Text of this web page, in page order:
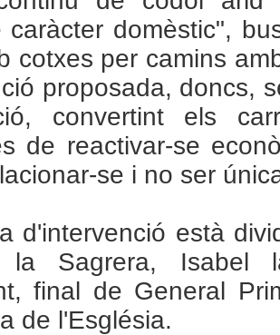
caràcter domèstic",
cotxes per camins
proposada, doncs,
convertint els
de reactivar-se
se i no ser
d'intervenció està
la Sagrera, Isabel
final de General
de l'Església.